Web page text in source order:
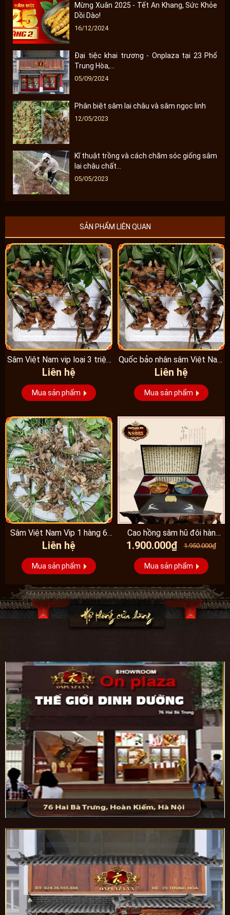
Mừng Xuân 2025 - Tết An Khang, Sức Khỏe
Dồi Dào!
16/12/2024
Đại tiệc khai trương - Onplaza tại 23 Phố
Trung Hòa,...
05/09/2024
Phân biệt sâm lai châu và sâm ngọc linh
12/05/2023
Kĩ thuật trồng và cách chăm sóc giống sâm
lai châu chất...
05/05/2023
SẢN PHẨM LIÊN QUAN
Sâm Việt Nam vip loại 3 triệu
1 kg, hàng...
Liên hệ
Mua sản phẩm
Quốc bảo nhân sâm Việt Nam
Vip 3, 15 năm...
Liên hệ
Mua sản phẩm
Sâm Việt Nam Vip 1 hàng 6
đến 8 năm...
Liên hệ
Mua sản phẩm
Cao hồng sâm hũ đôi hàn
quốc pocheon - NS885
1.900.000₫ 1.950.000₫
Mua sản phẩm